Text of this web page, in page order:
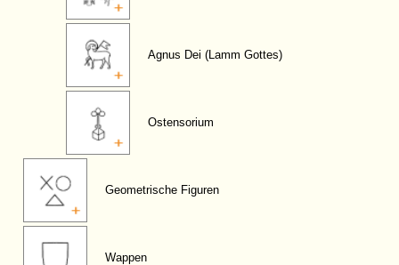
Agnus Dei (Lamm Gottes)
Ostensorium
Geometrische Figuren
Wappen